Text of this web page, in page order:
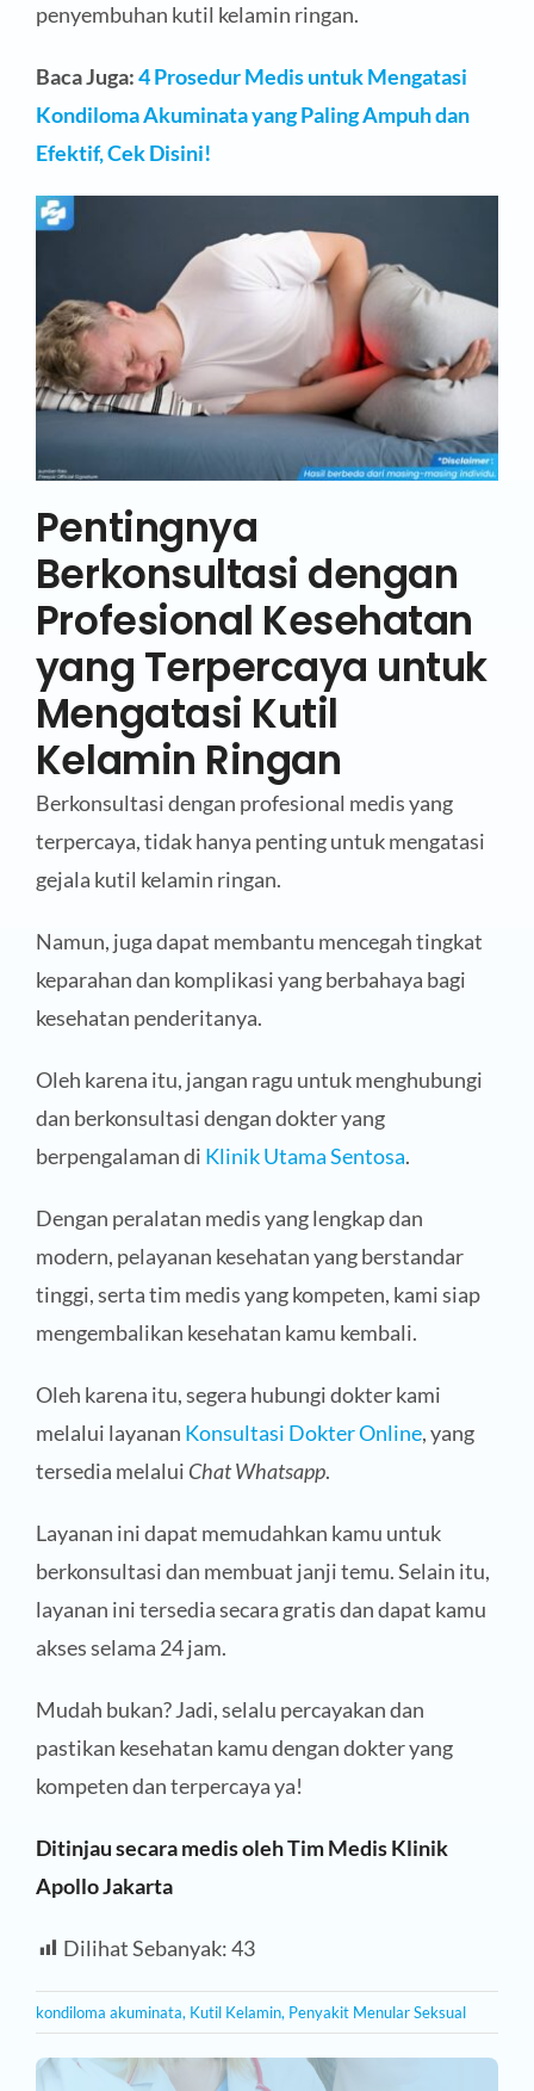
penyembuhan kutil kelamin ringan.
Baca Juga:4 Prosedur Medis untuk Mengatasi
Kondiloma Akuminata yang Paling Ampuh dan
Efektif, Cek Disini!
Pentingnya
Berkonsultasi dengan
Profesional Kesehatan
yang Terpercaya untuk
Mengatasi Kutil
Kelamin Ringan
Berkonsultasi dengan profesional medis yang
terpercaya, tidak hanya penting untuk mengatasi
gejala kutil kelamin ringan.
Namun, juga dapat membantu mencegah tingkat
keparahan dan komplikasi yang berbahaya bagi
kesehatan penderitanya.
Oleh karena itu, jangan ragu untuk menghubungi
dan berkonsultasi dengan dokter yang
berpengalaman di Klinik Utama Sentosa.
Dengan peralatan medis yang lengkap dan
modern, pelayanan kesehatan yang berstandar
tinggi, serta tim medis yang kompeten, kami siap
mengembalikan kesehatan kamu kembali.
Oleh karena itu, segera hubungi dokter kami
melalui layanan Konsultasi Dokter Online, yang
tersedia melalui Chat Whatsapp.
Layanan ini dapat memudahkan kamu untuk
berkonsultasi dan membuat janji temu. Selain itu,
layanan ini tersedia secara gratis dan dapat kamu
akses selama 24 jam.
Mudah bukan? Jadi, selalu percayakan dan
pastikan kesehatan kamu dengan dokter yang
kompeten dan terpercaya ya!
Ditinjau secara medis oleh Tim Medis Klinik
Apollo Jakarta
Dilihat Sebanyak:43
kondiloma akuminata, Kutil Kelamin, Penyakit Menular Seksual